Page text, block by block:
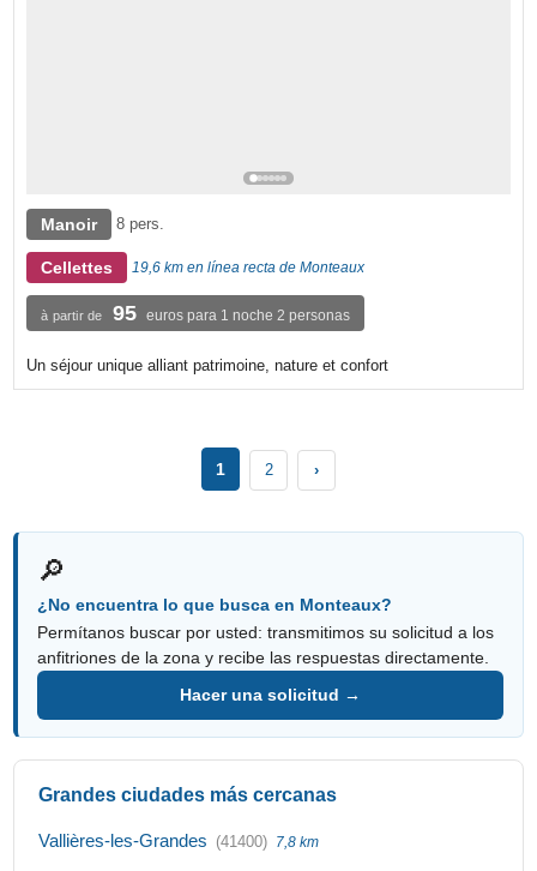
Manoir 8 pers.
Cellettes 19,6 km en línea recta de Monteaux
à partir de 95 euros para 1 noche 2 personas
Un séjour unique alliant patrimoine, nature et confort
1 2 ›
🔎
¿No encuentra lo que busca en Monteaux?
Permítanos buscar por usted: transmitimos su solicitud a los
anfitriones de la zona y recibe las respuestas directamente.
Hacer una solicitud →
Grandes ciudades más cercanas
Vallières-les-Grandes (41400) 7,8 km